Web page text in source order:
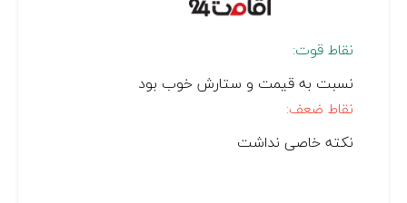
نقاط قوت:
نسبت به قیمت و ستارش خوب بود
نقاط ضعف:
نکته خاصی نداشت